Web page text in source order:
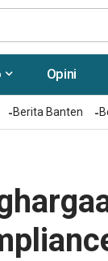
Opini
Berita Banten